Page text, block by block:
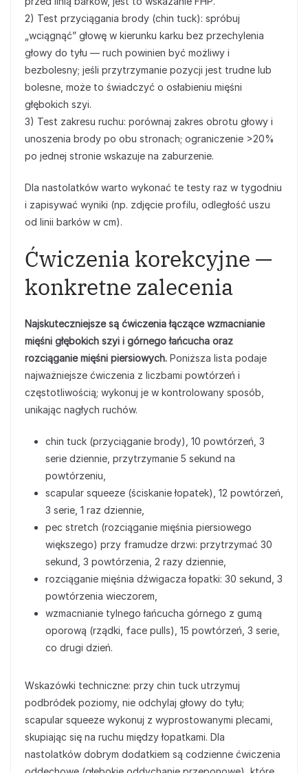
2) Test przyciągania brody (chin tuck): spróbuj
„wciągnąć” głowę w kierunku karku bez przechylenia
głowy do tyłu — ruch powinien być możliwy i
bezbolesny; jeśli przytrzymanie pozycji jest trudne lub
bolesne, może to świadczyć o osłabieniu mięśni
głębokich szyi.
3) Test zakresu ruchu: porównaj zakres obrotu głowy i
unoszenia brody po obu stronach; ograniczenie >20%
po jednej stronie wskazuje na zaburzenie.
Dla nastolatków warto wykonać te testy raz w tygodniu
i zapisywać wyniki (np. zdjęcie profilu, odległość uszu
od linii barków w cm).
Ćwiczenia korekcyjne —
konkretne zalecenia
Najskuteczniejsze są ćwiczenia łączące wzmacnianie
mięśni głębokich szyi i górnego łańcucha oraz
rozciąganie mięśni piersiowych. Poniższa lista podaje
najważniejsze ćwiczenia z liczbami powtórzeń i
częstotliwością; wykonuj je w kontrolowany sposób,
unikając nagłych ruchów.
chin tuck (przyciąganie brody), 10 powtórzeń, 3
serie dziennie, przytrzymanie 5 sekund na
powtórzeniu,
scapular squeeze (ściskanie łopatek), 12 powtórzeń,
3 serie, 1 raz dziennie,
pec stretch (rozciąganie mięśnia piersiowego
większego) przy framudze drzwi: przytrzymać 30
sekund, 3 powtórzenia, 2 razy dziennie,
rozciąganie mięśnia dźwigacza łopatki: 30 sekund, 3
powtórzenia wieczorem,
wzmacnianie tylnego łańcucha górnego z gumą
oporową (rządki, face pulls), 15 powtórzeń, 3 serie,
co drugi dzień.
Wskazówki techniczne: przy chin tuck utrzymuj
podbródek poziomy, nie odchylaj głowy do tyłu;
scapular squeeze wykonuj z wyprostowanymi plecami,
skupiając się na ruchu między łopatkami. Dla
nastolatków dobrym dodatkiem są codzienne ćwiczenia